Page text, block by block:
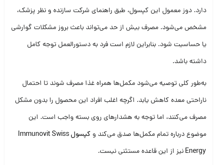
دارد. دوز معمول این کپسول، طبق راهنمای شرکت سازنده و نظر پزشک،
مشخص می‌شود. مصرف بیش از حد می‌تواند باعث بروز مشکلات گوارشی
یا حساسیت شود. بنابراین لازم است فرد به دستورالعمل توجه کامل
داشته باشد.
به‌طور کلی توصیه می‌شود مکمل‌ها همراه غذا مصرف شوند تا احتمال
ناراحتی معده کاهش یابد. اگرچه اغلب افراد این محصول را بدون مشکل
مصرف می‌کنند، اما توجه به هشدارهای روی بسته واجب است. این
موضوع درباره تمام مکمل‌ها صدق می‌کند و
کپسول Immunovit Swiss
Energyنیز از این قاعده مستثنی نیست.